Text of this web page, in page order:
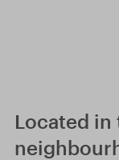
Located in